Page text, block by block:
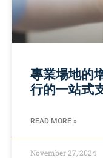
專業場地的
行的一站式
READ MORE »
November 27, 2024